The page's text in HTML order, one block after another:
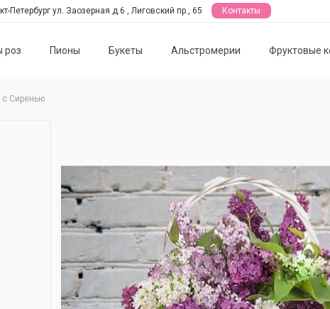
роз Пионы Букеты Альстромерии Фруктовые
Петербург ул. Заозерная д.6 , Лиговский пр., 65 Контакты
с Сиренью